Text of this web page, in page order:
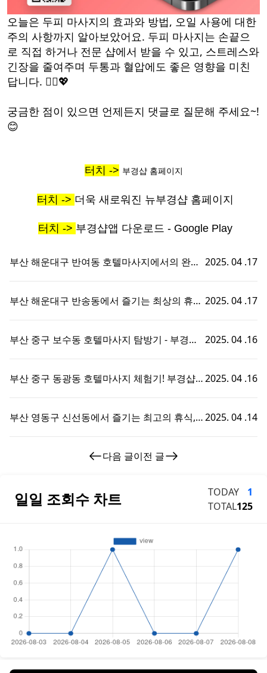
오늘은 두피 마사지의 효과와 방법, 오일 사용에 대한
주의 사항까지 알아보았어요. 두피 마사지는 손끝으
로 직접 하거나 전문 샵에서 받을 수 있고, 스트레스와
긴장을 줄여주며 두통과 혈압에도 좋은 영향을 미친
답니다. 💆‍♀️💖
궁금한 점이 있으면 언제든지 댓글로 질문해 주세요~!
😊
터치 -> 부경샵 홈페이지
터치 -> 더욱 새로워진 뉴부경샵 홈페이지
터치 -> 부경샵앱 다운로드 - Google Play
부산 해운대구 반여동 호텔마사지에서의 완벽 2025. 04 .17
부산 해운대구 반송동에서 즐기는 최상의 휴식, 2025. 04 .17
부산 중구 보수동 호텔마사지 탐방기 - 부경샵
2025. 04 .16
부산 중구 동광동 호텔마사지 체험기! 부경샵에2025. 04 .16
부산 영동구 신선동에서 즐기는 최고의 휴식,
2025. 04 .14
다음 글이전 글
일일 조회수 차트 TODAY
1
TOTAL125